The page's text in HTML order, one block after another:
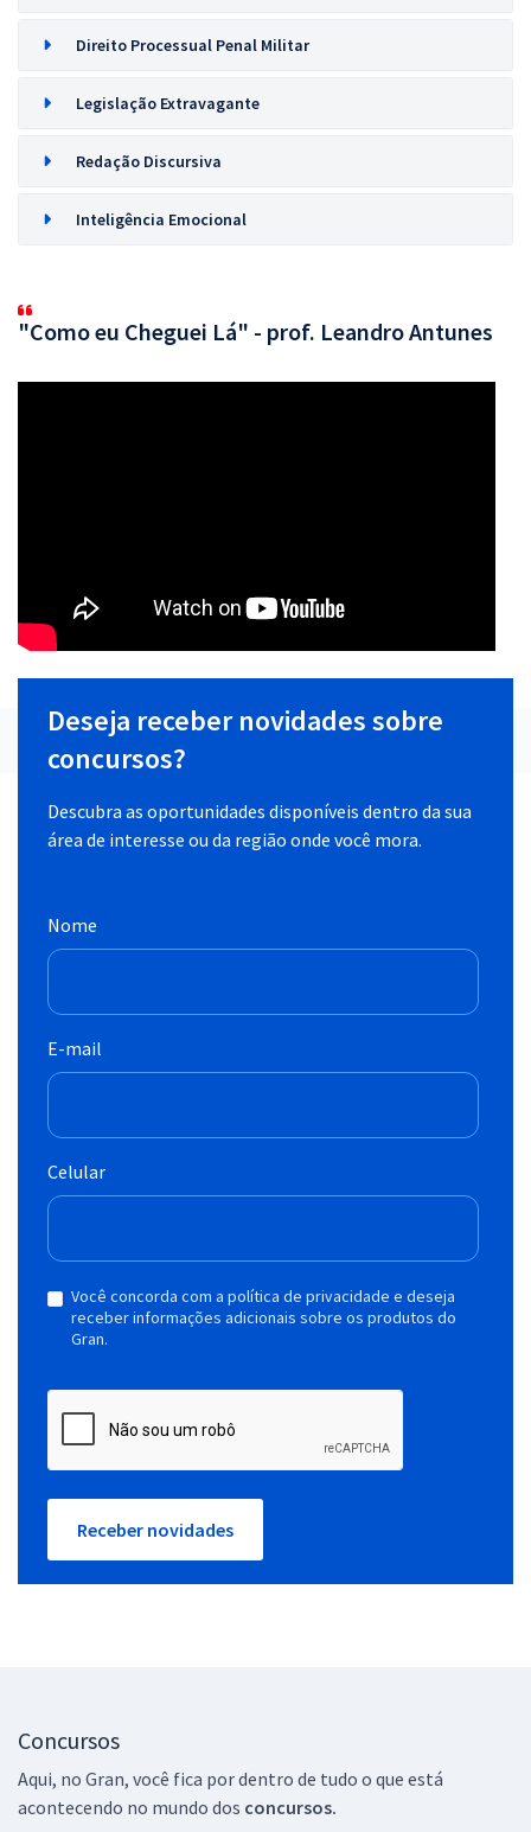
Direito Processual Penal Militar
Legislação Extravagante
Redação Discursiva
Inteligência Emocional
"Como eu Cheguei Lá" - prof. Leandro Antunes
Deseja receber novidades sobre
concursos?
Descubra as oportunidades disponíveis dentro da sua
área de interesse ou da região onde você mora.
Nome
E-mail
Celular
Você concorda com a política de privacidade e deseja
receber informações adicionais sobre os produtos do
Gran.
Receber novidades
Concursos
Aqui, no Gran, você fica por dentro de tudo o que está
acontecendo no mundo dos concursos.